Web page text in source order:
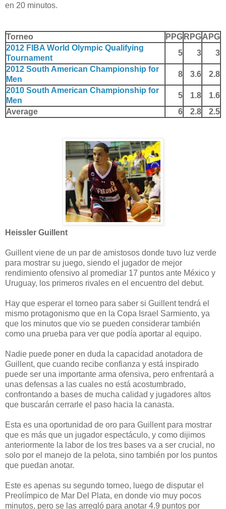
en 20 minutos.
Torneo PPG RPGAPG
2012 FIBA World Olympic Qualifying
Tournament
5 3
3
2012 South American Championship for
Men
8 3.6
2.8
2010 South American Championship for
Men
5 1.8
1.6
Average
6 2.8 2.5
Heissler Guillent
Guillent viene de un par de amistosos donde tuvo luz verde
para mostrar su juego, siendo el jugador de mejor
rendimiento ofensivo al promediar 17 puntos ante México y
Uruguay, los primeros rivales en el encuentro del debut.
Hay que esperar el torneo para saber si Guillent tendrá el
mismo protagonismo que en la Copa Israel Sarmiento, ya
que los minutos que vio se pueden considerar también
como una prueba para ver que podía aportar al equipo.
Nadie puede poner en duda la capacidad anotadora de
Guillent, que cuando recibe confianza y está inspirado
puede ser una importante arma ofensiva, pero enfrentará a
unas defensas a las cuales no está acostumbrado,
confrontando a bases de mucha calidad y jugadores altos
que buscarán cerrarle el paso hacia la canasta.
Esta es una oportunidad de oro para Guillent para mostrar
que es más que un jugador espectáculo, y como dijimos
anteriormente la labor de los tres bases va a ser crucial, no
solo por el manejo de la pelota, sino también por los puntos
que puedan anotar.
Este es apenas su segundo torneo, luego de disputar el
Preolímpico de Mar Del Plata, en donde vio muy pocos
minutos, pero se las arregló para anotar 4.9 puntos por